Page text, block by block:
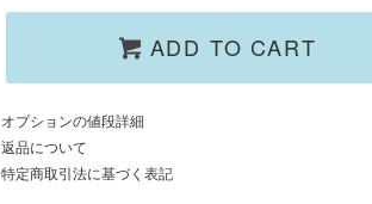
ADD TO CART
オプションの値段詳細
返品について
特定商取引法に基づく表記